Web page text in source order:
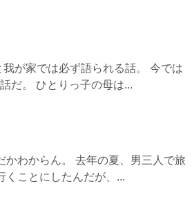
が家では必ず語られる話。 今では
だ。 ひとりっ子の母は...
わからん。 去年の夏、男三人で旅
くことにしたんだが、...